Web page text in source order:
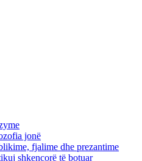
jonë
fjalime dhe prezantime
shkencorë të botuar